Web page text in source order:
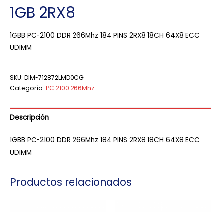
1GB 2RX8
1GBB PC-2100 DDR 266Mhz 184 PINS 2RX8 18CH 64X8 ECC
UDIMM
SKU: DIM-712872LMD0CG
Categoría: PC 2100 266Mhz
Descripción
1GBB PC-2100 DDR 266Mhz 184 PINS 2RX8 18CH 64X8 ECC
UDIMM
Productos relacionados